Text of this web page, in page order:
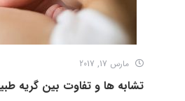
مارس 17, 2017
تشابه ها و تفاوت بین گریه